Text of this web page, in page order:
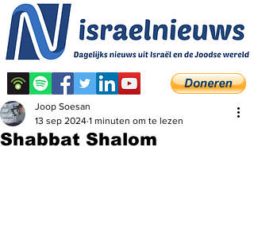
Shabbat Shalom
Joop Soesan
13 sep 2024 1 minuten om te lezen